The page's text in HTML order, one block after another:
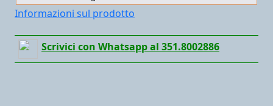
Informazioni sul prodotto
Scrivici con Whatsapp al 351.8002886